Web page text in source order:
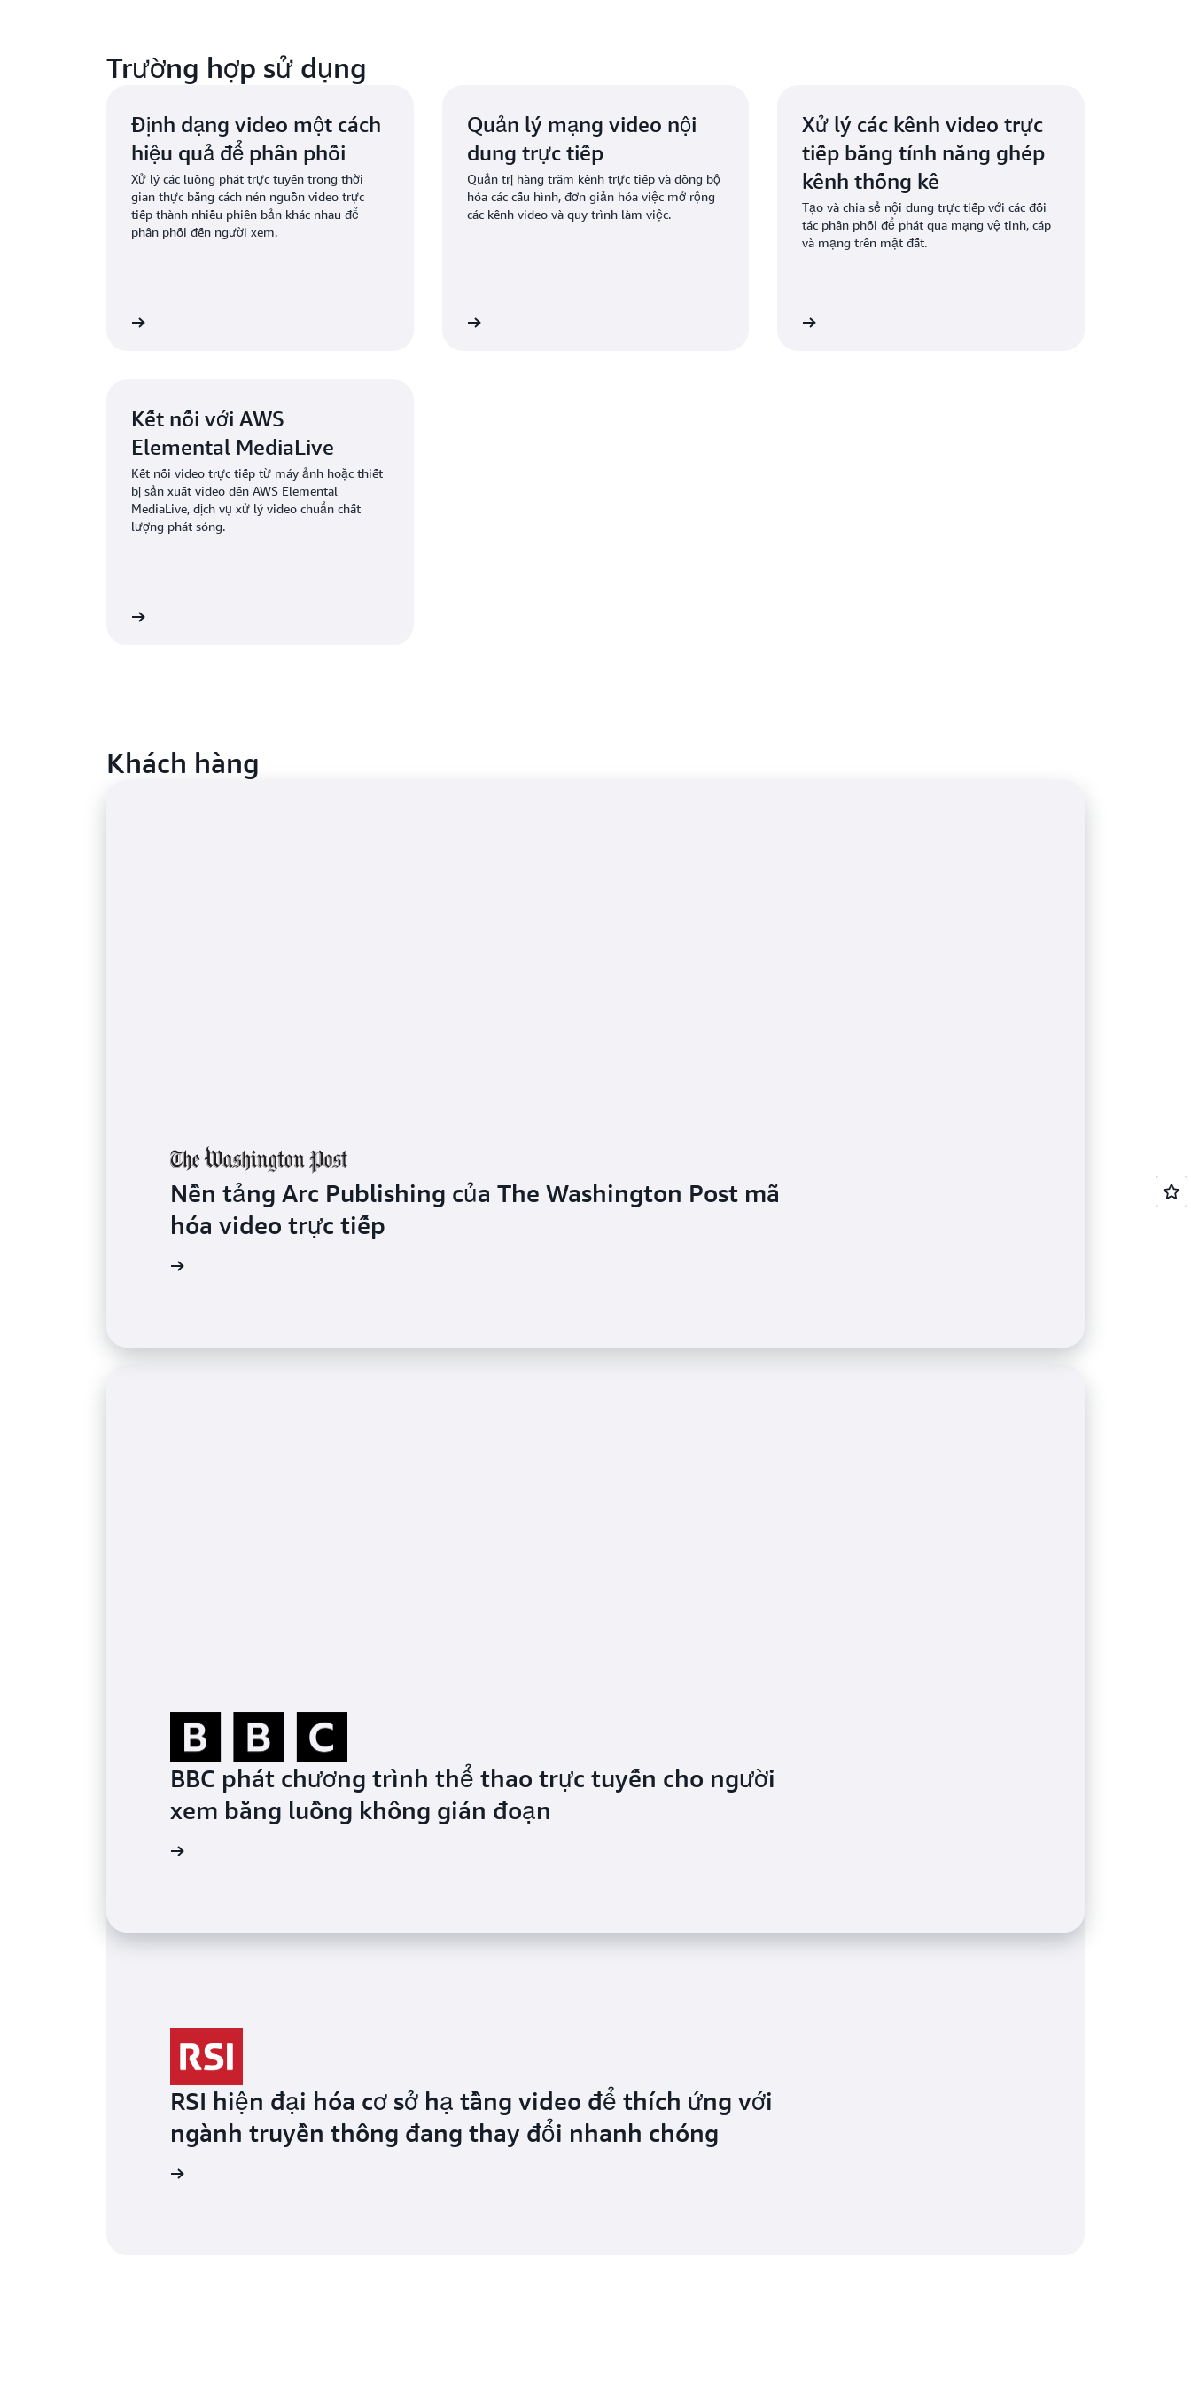
Trường hợp sử dụng
Định dạng video một cách
hiệu quả để phân phối
Xử lý các luồng phát trực tuyến trong thời
gian thực bằng cách nén nguồn video trực
tiếp thành nhiều phiên bản khác nhau để
phân phối đến người xem.
Quản lý mạng video nội
dung trực tiếp
Quản trị hàng trăm kênh trực tiếp và đồng bộ
hóa các cấu hình, đơn giản hóa việc mở rộng
các kênh video và quy trình làm việc.
Xử lý các kênh video trực
tiếp bằng tính năng ghép
kênh thống kê
Tạo và chia sẻ nội dung trực tiếp với các đối
tác phân phối để phát qua mạng vệ tinh, cáp
và mạng trên mặt đất.
Kết nối với AWS
Elemental MediaLive
Kết nối video trực tiếp từ máy ảnh hoặc thiết
bị sản xuất video đến AWS Elemental
MediaLive, dịch vụ xử lý video chuẩn chất
lượng phát sóng.
Khách hàng
Nền tảng Arc Publishing của The Washington Post mã
hóa video trực tiếp
BBC phát chương trình thể thao trực tuyến cho người
xem bằng luồng không gián đoạn
RSI hiện đại hóa cơ sở hạ tầng video để thích ứng với
ngành truyền thông đang thay đổi nhanh chóng